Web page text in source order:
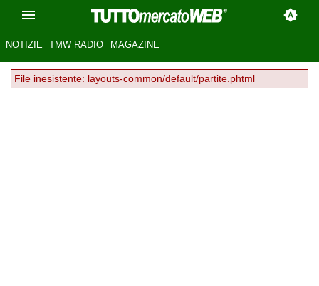
NOTIZIE TMW RADIO MAGAZINE
File inesistente: layouts-common/default/partite.phtml